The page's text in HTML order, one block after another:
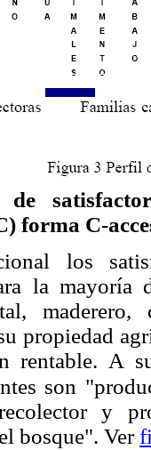
de
forma C-
los
la
propiedad
rentable. A
son
y
bosque". Ver